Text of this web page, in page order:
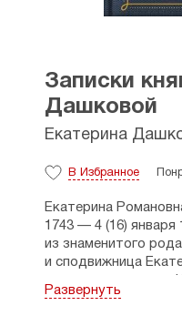
Записки
Дашковой
Екатерина
В Избранное
Екатерина
1743 — 4 (16) января
из знаменитого
и сподвижница
наук и художеств
Развернуть